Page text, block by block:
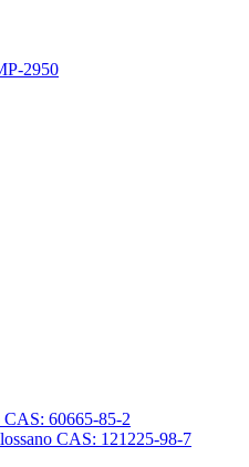
2950
CAS: 60665-85-2
CAS: 121225-98-7